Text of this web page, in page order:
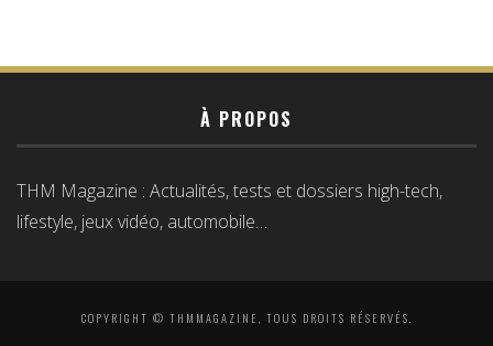
À PROPOS
THM Magazine : Actualités, tests et dossiers high-tech,
lifestyle, jeux vidéo, automobile…
COPYRIGHT © THMMAGAZINE, TOUS DROITS RÉSERVÉS.